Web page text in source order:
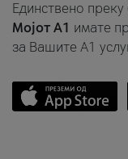
Единствено
Мојот A1 имате
за Вашите A1